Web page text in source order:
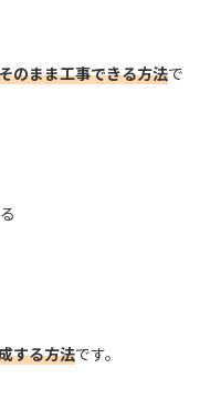
のまま工事できる方法で
する方法です。